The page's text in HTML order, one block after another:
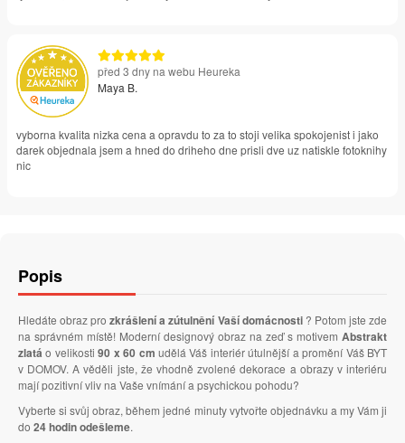
před 3 dny na webu Heureka
Maya B.
vyborna kvalita nizka cena a opravdu to za to stoji velika spokojenist i jako
darek objednala jsem a hned do driheho dne prisli dve uz natiskle fotoknihy
nic
Popis
Hledáte obraz prozkrášlení a zútulnění Vaší domácnosti? Potom jste zde
na správném místě! Moderní designový obraz na zeď s motivem Abstrakt
zlatá o velikosti90 x 60 cm udělá Váš interiér útulnější a promění Váš BYT
v DOMOV. A věděli jste, že vhodně zvolené dekorace a obrazy v interiéru
mají pozitivní vliv na Vaše vnímání a psychickou pohodu?
Vyberte si svůj obraz, během jedné minuty vytvořte objednávku a my Vám ji
do 24 hodin odešleme.